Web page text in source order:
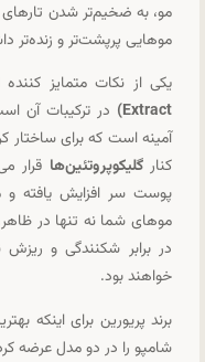
مو، به ضخیم‌تر شدن
موهایی پرپشت‌تر و زنده‌تر
یکی از نکات متمایز
Extract) در ترکیبات آن
آمینه است که برای ساختار
کنارگلیکوپروتئین‌ها قرار
پوست سر افزایش یافته
موهای شما نه تنها در
در برابر شکنندگی و
خواهند بود.
برند پریورین برای اینکه
شامپو را در دو مدل